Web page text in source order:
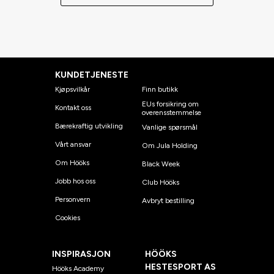
KUNDETJENESTE
Kjøpsvilkår
Kontakt oss
Bærekraftig utvikling
Vårt ansvar
Om Hööks
Jobb hos oss
Personvern
Cookies
Finn butikk
EUs forsikring om
overensstemmelse
Vanlige spørsmål
Om Jula Holding
Black Week
Club Hööks
Avbryt bestilling
INSPIRASJON
Hööks Academy
HÖÖKS
HESTESPORT AS